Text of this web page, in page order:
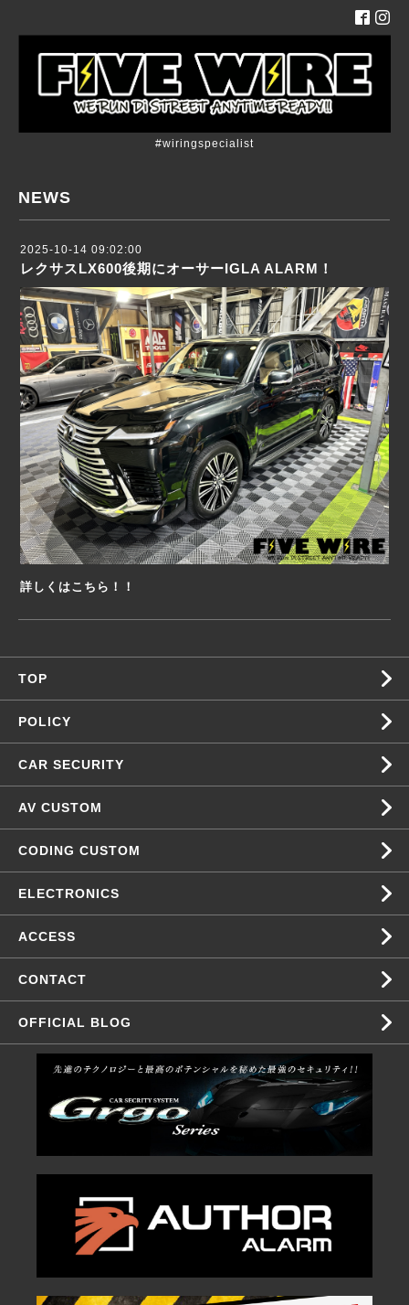
#wiringspecialist
NEWS
2025-10-14 09:02:00
レクサスLX600後期にオーサーIGLA ALARM！
詳しくはこちら！！
TOP
POLICY
CAR SECURITY
AV CUSTOM
CODING CUSTOM
ELECTRONICS
ACCESS
CONTACT
OFFICIAL BLOG